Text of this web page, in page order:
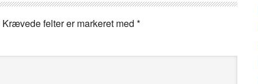
Krævede felter er markeret med *